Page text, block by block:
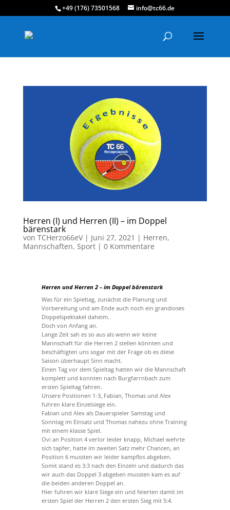
+49 (176) 73501568 info@tc66.de
Herren (I) und Herren (II) – im Doppel
bärenstark
von TCHerzo66eV| Juni 27, 2021 | Herren,
Mannschaften, Sport| 0 Kommentare
Herren und Herren 2 – im Doppel bärenstark
Was für ein Spieltag, zunächst die Planung und
Vorbereitung und am Ende auch noch ein grandioses
Doppelspektakel daheim.
Doch von Anfang an.
Lange Zeit sah es so aus als wenn wir keine
Mannschaft für die Herren 2 stellen könnten und
beschäftigten uns sogar mit der Frage ob es diese
Saison überhaupt Sinn macht.
Einen Tag vor dem Spieltag hatten wir die Mannschaft
komplett und konnten nach Burgfarrnbach zum
ersten Spieltag fahren.
Unsere Positionen 1-3, Fabian, Thomas und Alex
fuhren klare Einzelsiege ein.
Fabian und Alex als Dauerspieler Samstag und
Sonntag im Einsatz und Thomas nahezu ohne Training
mit einem klasse Spiel.
Ovi an Position 4 verlor leider knapp, Michael wehrte
sich tapfer, hatte im zweiten Satz mehr Chancen, an
Position 6 mussten wir leider kampflos abgeben.
Somit stand es 3:3 nach den Einzeln und dadurch das
wir auch das Doppel 3 abgeben mussten kam es auf
die beiden anderen Doppel an.
Hier fuhren wir klare Siege ein und feierten damit im
ersten Spiel der Herren 2 den ersten Sieg mit 5:4.